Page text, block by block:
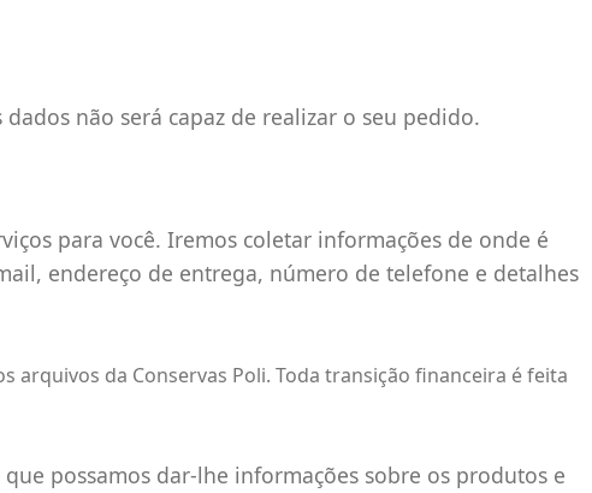
não será capaz de realizar o seu pedido.
para você. Iremos coletar informações de onde é
endereço de entrega, número de telefone e detalhes
da Conservas Poli. Toda transição financeira é feita
possamos dar-lhe informações sobre os produtos e